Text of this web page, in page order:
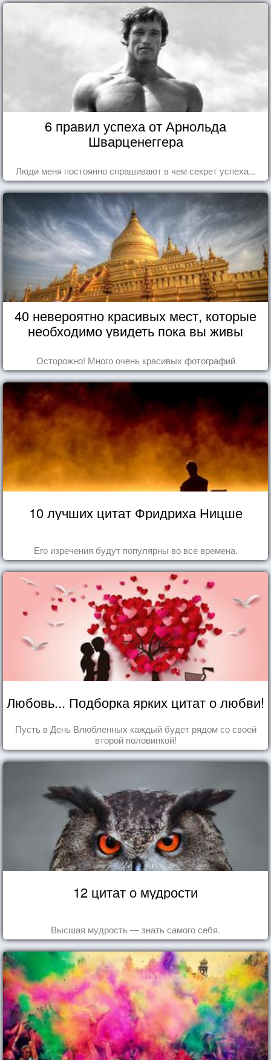
6 правил успеха от Арнольда
Шварценеггера
Люди меня постоянно спрашивают в чем секрет успеха...
40 невероятно красивых мест, которые
необходимо увидеть пока вы живы
Осторожно! Много очень красивых фотографий
10 лучших цитат Фридриха Ницше
Его изречения будут популярны во все времена.
Любовь... Подборка ярких цитат о любви!
Пусть в День Влюбленных каждый будет рядом со своей
второй половинкой!
12 цитат о мудрости
Высшая мудрость — знать самого себя.